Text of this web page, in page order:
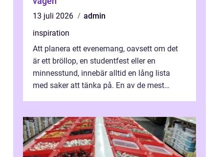
13 juli 2026
admin
inspiration
Att planera ett evenemang, oavsett om det
är ett bröllop, en studentfest eller en
minnesstund, innebär alltid en lång lista
med saker att tänka på. En av de mest